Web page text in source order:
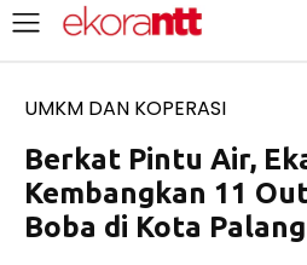
UMKM DAN KOPERASI
Berkat Pintu Air,
Kembangkan 11
Boba di Kota